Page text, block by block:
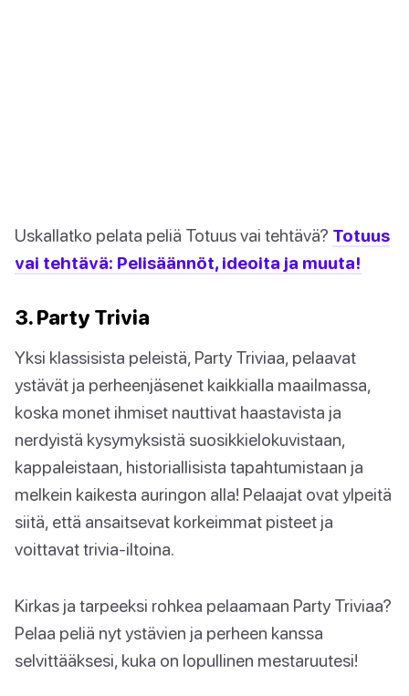
Uskallatko pelata peliä Totuus vai tehtävä? Totuus
vai tehtävä: Pelisäännöt, ideoita ja muuta!
3. Party Trivia
Yksi klassisista peleistä, Party Triviaa, pelaavat
ystävät ja perheenjäsenet kaikkialla maailmassa,
koska monet ihmiset nauttivat haastavista ja
nerdyistä kysymyksistä suosikkielokuvistaan,
kappaleistaan, historiallisista tapahtumistaan ja
melkein kaikesta auringon alla! Pelaajat ovat ylpeitä
siitä, että ansaitsevat korkeimmat pisteet ja
voittavat trivia-iltoina.
Kirkas ja tarpeeksi rohkea pelaamaan Party Triviaa?
Pelaa peliä nyt ystävien ja perheen kanssa
selvittääksesi, kuka on lopullinen mestaruutesi!